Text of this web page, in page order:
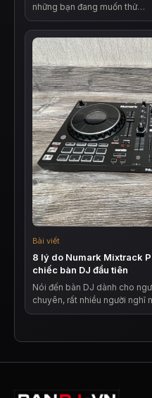
những bạn đang muốn thử…
Bài viết
8 lý do Numark Mixtrack
chiếc bàn DJ đầu tiên
Nói đến bàn DJ dành cho
chuyên, rất nhiều người nghĩ